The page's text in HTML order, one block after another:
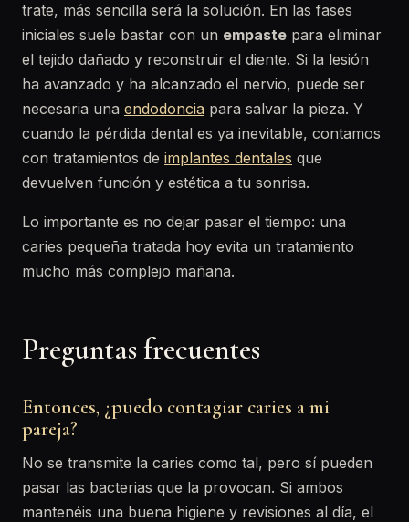
trate, más sencilla será la solución. En las fases
iniciales suele bastar con un empaste para eliminar
el tejido dañado y reconstruir el diente. Si la lesión
ha avanzado y ha alcanzado el nervio, puede ser
necesaria una endodoncia para salvar la pieza. Y
cuando la pérdida dental es ya inevitable, contamos
con tratamientos de implantes dentales que
devuelven función y estética a tu sonrisa.
Lo importante es no dejar pasar el tiempo: una
caries pequeña tratada hoy evita un tratamiento
mucho más complejo mañana.
Preguntas frecuentes
Entonces, ¿puedo contagiar caries a mi
pareja?
No se transmite la caries como tal, pero sí pueden
pasar las bacterias que la provocan. Si ambos
mantenéis una buena higiene y revisiones al día, el